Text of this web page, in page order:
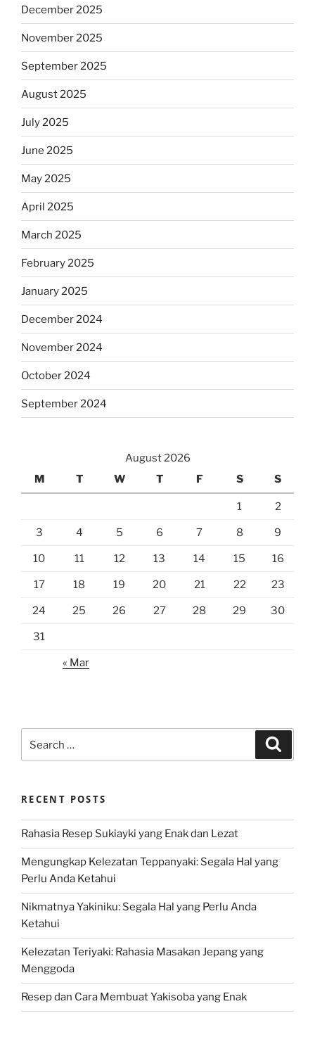
December 2025
November 2025
September 2025
August 2025
July 2025
June 2025
May 2025
April 2025
March 2025
February 2025
January 2025
December 2024
November 2024
October 2024
September 2024
August 2026
M
T W T F S S
1 2
3 4 5 6 7 8 9
10 11 12 13 14 15 16
17 18 19 20 21 22 23
24 25 26 27 28 29 30
31
« Mar
for:
RECENT POSTS
Rahasia Resep Sukiayki yang Enak dan Lezat
Mengungkap Kelezatan Teppanyaki: Segala Hal yang
Perlu Anda Ketahui
Nikmatnya Yakiniku: Segala Hal yang Perlu Anda
Ketahui
Kelezatan Teriyaki: Rahasia Masakan Jepang yang
Menggoda
Resep dan Cara Membuat Yakisoba yang Enak